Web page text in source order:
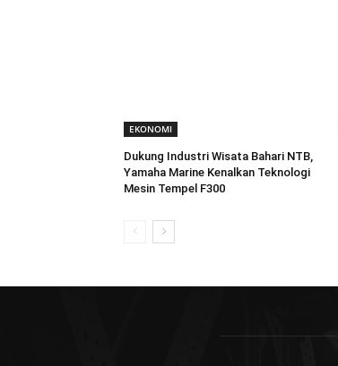
EKONOMI
Dukung Industri Wisata Bahari NTB,
Yamaha Marine Kenalkan Teknologi
Mesin Tempel F300